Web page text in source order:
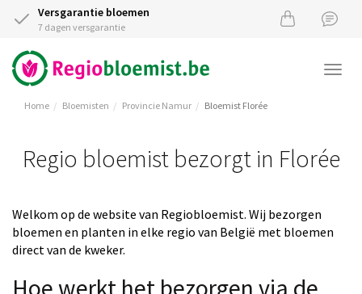
Versgarantie bloemen
7 dagen versgarantie
Home Bloemisten Provincie Namur Bloemist Florée
Regio bloemist bezorgt in Florée
Welkom op de website van Regiobloemist. Wij bezorgen
bloemen en planten in elke regio van België met bloemen
direct van de kweker.
Hoe werkt het bezorgen via de